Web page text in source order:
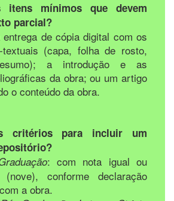
itens mínimos que devem
parcial?
de cópia digital com os
textuais (capa, folha de rosto,
a introdução e as
da obra; ou um artigo
o conteúdo da obra.
critérios para incluir um
: com nota igual ou
conforme declaração
a obra.